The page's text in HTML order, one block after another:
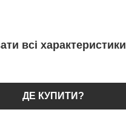
всі характеристики
ДЕ КУПИТИ?